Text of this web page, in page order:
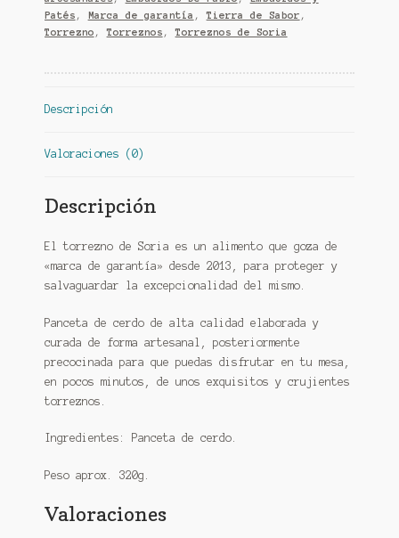
Patés , Marca de garantía ,Tierra de Sabor ,
Torrezno ,Torreznos ,Torreznos de Soria
Descripción
Valoraciones (0)
Descripción
El torrezno de Soria es un alimento que goza de
«marca de garantía» desde 2013, para proteger y
salvaguardar la excepcionalidad del mismo.
Panceta de cerdo de alta calidad elaborada y
curada de forma artesanal, posteriormente
precocinada para que puedas disfrutar en tu mesa,
en pocos minutos, de unos exquisitos y crujientes
torreznos.
Ingredientes: Panceta de cerdo.
Peso aprox. 320g.
Valoraciones